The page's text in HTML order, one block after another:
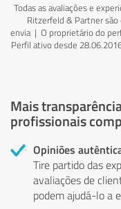
Todas as avaliações e
Ritzerfeld & Partner
envia | O proprietário do
Perfil ativo desde
Mais
profissionais
Opiniões
Tire partido das
avaliações de
podem ajudá-lo a